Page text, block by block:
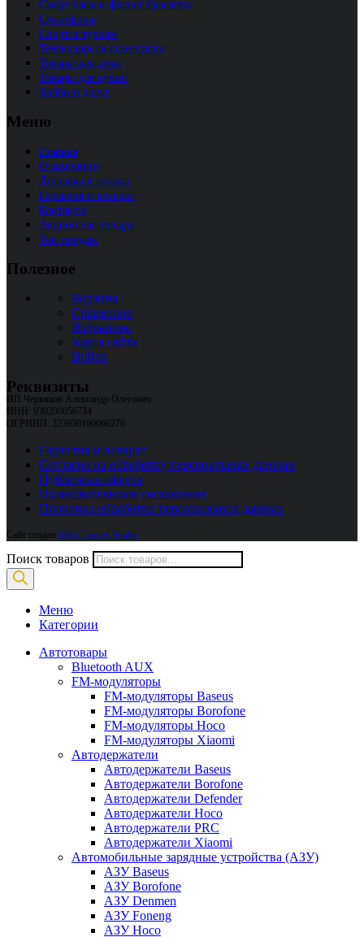
Смарт-часы и фитнес браслеты
Смартфоны
Спорт и туризм
Телевизоры и аксессуары
Товары для дома
Товары для кухни
Хобби и досуг
Меню
Главная
О компании
Доставка и оплата
Гарантия и возврат
Контакты
Акционные товары
Топ продаж
Полезное
Корзина
Сравнение
Избранное
Карта сайта
Войти
Реквизиты
ИП Червяков Александр Олегович
ИНН: 930200056734
ОГРНИП: 323930100066270
Гарантия и возврат
Согласие на обработку персональных данных
Публичная оферта
Пользовательское соглашение
Политика обработки персональных данных
Сайт создан Web-Creative.Studio
Поиск товаров
Меню
Категории
Автотовары
Bluetooth AUX
FM-модуляторы
FM-модуляторы Baseus
FM-модуляторы Borofone
FM-модуляторы Hoco
FM-модуляторы Xiaomi
Автодержатели
Автодержатели Baseus
Автодержатели Borofone
Автодержатели Defender
Автодержатели Hoco
Автодержатели PRC
Автодержатели Xiaomi
Автомобильные зарядные устройства (АЗУ)
АЗУ Baseus
АЗУ Borofone
АЗУ Denmen
АЗУ Foneng
АЗУ Hoco